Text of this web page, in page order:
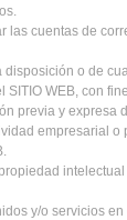
cuentas de
o de
WEB, con
previa y expresa
empresarial o
intelectual
y/o servicios